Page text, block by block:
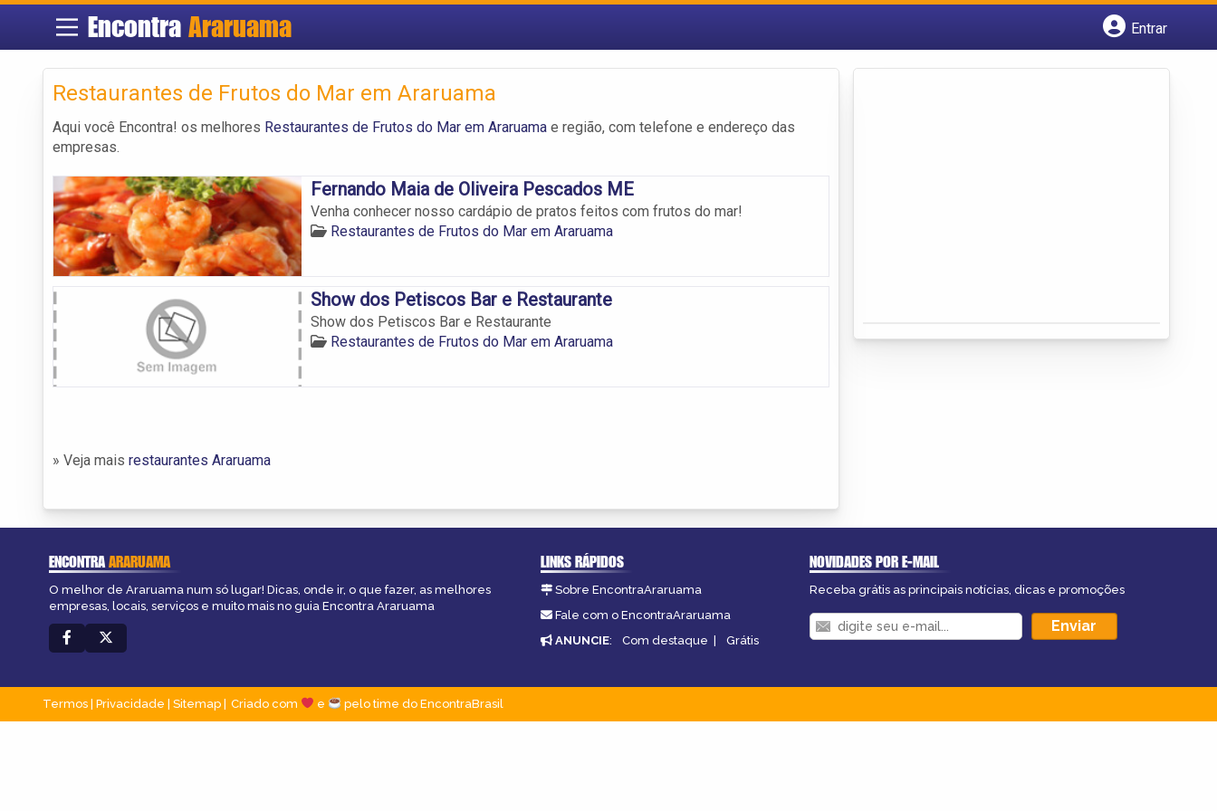
EncontraAraruama
Entrar
Restaurantes de Frutos do Mar em Araruama
Aqui você Encontra! os melhores Restaurantes de Frutos do Mar em Araruama e região, com telefone e endereço das
empresas.
Fernando Maia de Oliveira Pescados ME
Venha conhecer nosso cardápio de pratos feitos com frutos do mar!
Restaurantes de Frutos do Mar em Araruama
Show dos Petiscos Bar e Restaurante
Show dos Petiscos Bar e Restaurante
Restaurantes de Frutos do Mar em Araruama
» Veja mais restaurantes Araruama
ENCONTRAARARUAMA
O melhor de Araruama num só lugar! Dicas, onde ir, o que fazer, as melhores
empresas, locais, serviços e muito mais no guia Encontra Araruama
LINKS RÁPIDOS
Sobre EncontraAraruama
Fale com o EncontraAraruama
ANUNCIE: Com destaque | Grátis
NOVIDADES POR E-MAIL
Receba grátis as principais notícias, dicas e promoções
Termos Privacidade Sitemap Criado com e pelo time do EncontraBrasil